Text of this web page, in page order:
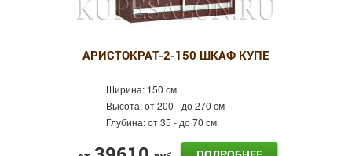
АРИСТОКРАТ-2-150 ШКАФ КУПЕ
Ширина: 150 см
Высота:от 200 - до 270 см
Глубина:от 35 - до 70 см